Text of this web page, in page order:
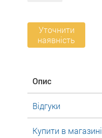
Уточнити
наявність
Опис
Відгуки
Купити в магазині